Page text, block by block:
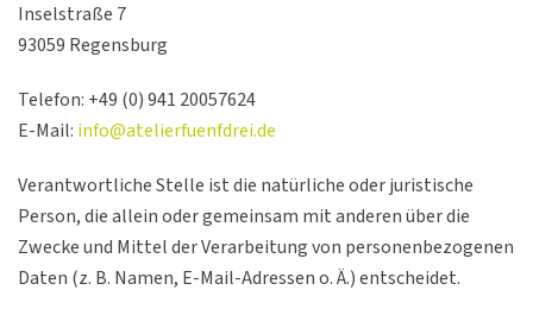
Inselstraße 7
93059 Regensburg
Telefon: +49 (0) 941 20057624
E-Mail: info@atelierfuenfdrei.de
Verantwortliche Stelle ist die natürliche oder juristische
Person, die allein oder gemeinsam mit anderen über die
Zwecke und Mittel der Verarbeitung von personenbezogenen
Daten (z. B. Namen, E-Mail-Adressen o. Ä.) entscheidet.